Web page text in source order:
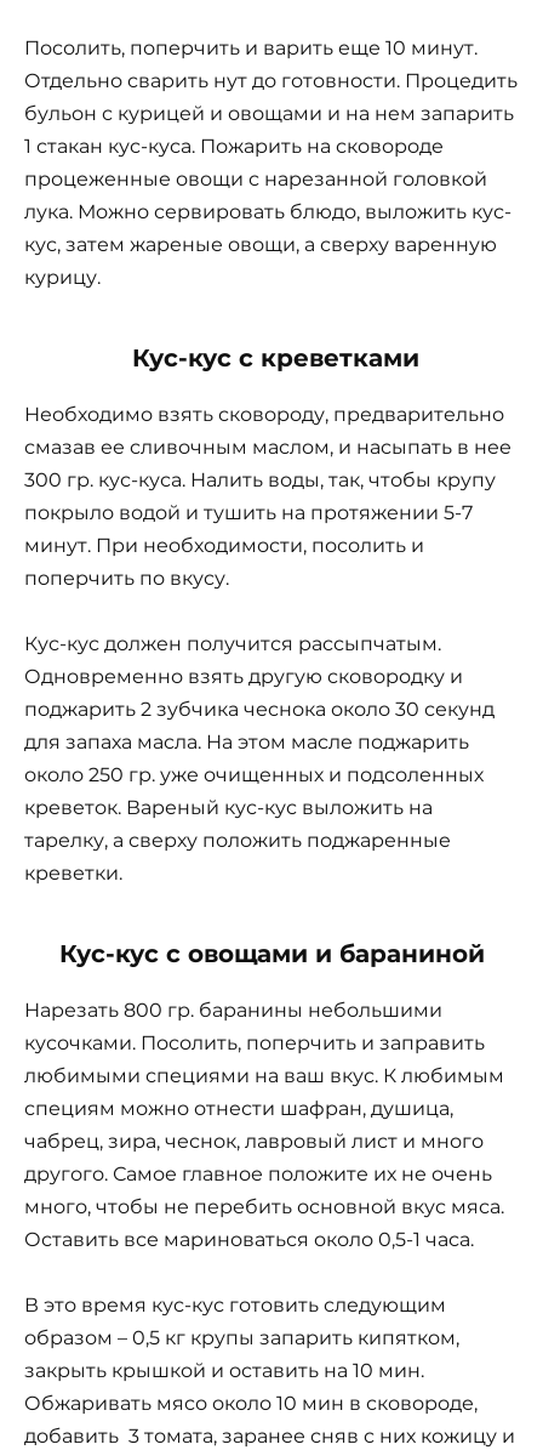
Посолить, поперчить и варить еще 10 минут.
Отдельно сварить нут до готовности. Процедить
бульон с курицей и овощами и на нем запарить
1 стакан кус-куса. Пожарить на сковороде
процеженные овощи с нарезанной головкой
лука. Можно сервировать блюдо, выложить кус-
кус, затем жареные овощи, а сверху варенную
курицу.
Кус-кус с креветками
Необходимо взять сковороду, предварительно
смазав ее сливочным маслом, и насыпать в нее
300 гр. кус-куса. Налить воды, так, чтобы крупу
покрыло водой и тушить на протяжении 5-7
минут. При необходимости, посолить и
поперчить по вкусу.
Кус-кус должен получится рассыпчатым.
Одновременно взять другую сковородку и
поджарить 2 зубчика чеснока около 30 секунд
для запаха масла. На этом масле поджарить
около 250 гр. уже очищенных и подсоленных
креветок. Вареный кус-кус выложить на
тарелку, а сверху положить поджаренные
креветки.
Кус-кус с овощами и бараниной
Нарезать 800 гр. баранины небольшими
кусочками. Посолить, поперчить и заправить
любимыми специями на ваш вкус. К любимым
специям можно отнести шафран, душица,
чабрец, зира, чеснок, лавровый лист и много
другого. Самое главное положите их не очень
много, чтобы не перебить основной вкус мяса.
Оставить все мариноваться около 0,5-1 часа.
В это время кус-кус готовить следующим
образом – 0,5 кг крупы запарить кипятком,
закрыть крышкой и оставить на 10 мин.
Обжаривать мясо около 10 мин в сковороде,
добавить 3 томата, заранее сняв с них кожицу и